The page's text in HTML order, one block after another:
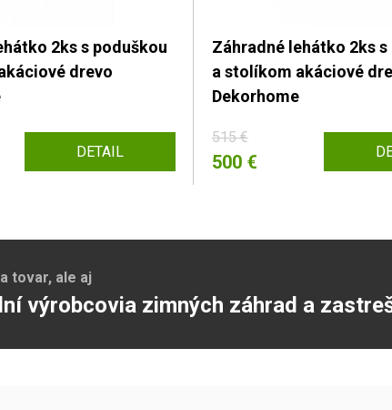
2ks s poduškou
drevo
DETAIL
Záhradné lehátko 2ks
a stolíkom akáciové
Dekorhome
515 €
500 €
tovar, ale aj
výrobcovia zimných záhrad a